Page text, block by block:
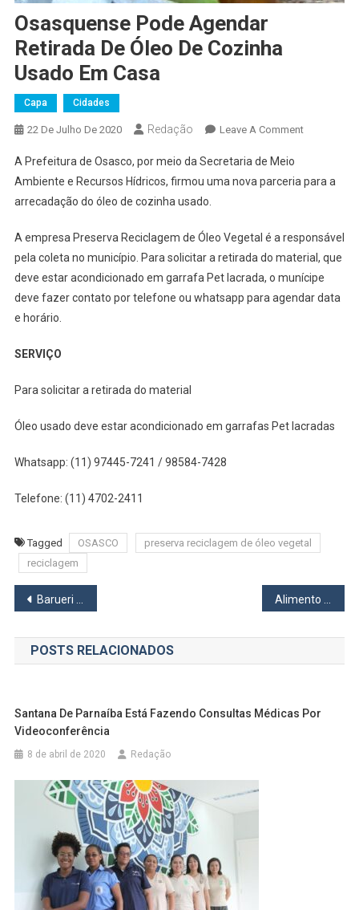
Osasquense Pode Agendar
Retirada De Óleo De Cozinha
Usado Em Casa
Capa Cidades
22 De Julho De 2020 Redação Leave A CommentOn
Agendar
Óleo
De
Cozinha
Usado
A Prefeitura de Osasco, por meio da Secretaria de Meio
Ambiente e Recursos Hídricos, firmou uma nova parceria para a
arrecadação do óleo de cozinha usado.
A empresa Preserva Reciclagem de Óleo Vegetal é a responsável
pela coleta no município. Para solicitar a retirada do material, que
deve estar acondicionado em garrafa Pet lacrada, o munícipe
deve fazer contato por telefone ou whatsapp para agendar data
e horário.
SERVIÇO
Para solicitar a retirada do material
Óleo usado deve estar acondicionado em garrafas Pet lacradas
Whatsapp: (11) 97445-7241 / 98584-7428
Telefone: (11) 4702-2411
Tagged OSASCO
preserva reciclagem de óleo vegetal
reciclagem
Navegação
de
Post
Barueri abre inscrições para cursos de qualificação profissional gratuitos
POSTS RELACIONADOS
Santana De Parnaíba Está Fazendo Consultas Médicas Por
Videoconferência
8 de abril de 2020 Redação